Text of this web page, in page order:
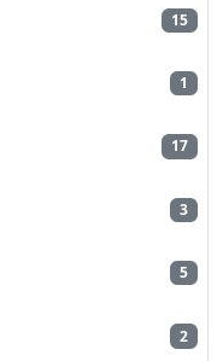
15
1
17
3
5
2